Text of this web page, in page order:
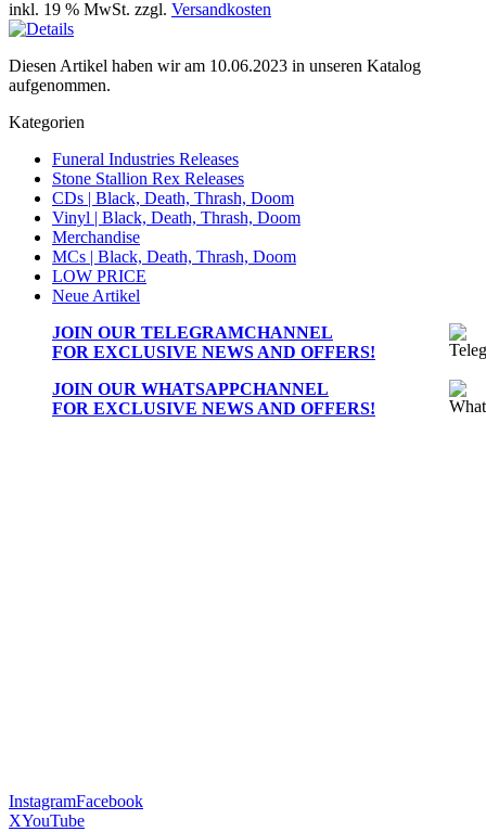
inkl. 19 % MwSt. zzgl. Versandkosten
Diesen Artikel haben wir am 10.06.2023 in unseren Katalog
aufgenommen.
Kategorien
Funeral Industries Releases
Stone Stallion Rex Releases
CDs | Black, Death, Thrash, Doom
Vinyl | Black, Death, Thrash, Doom
Merchandise
MCs | Black, Death, Thrash, Doom
LOW PRICE
Neue Artikel
JOIN OUR TELEGRAMCHANNEL
FOR EXCLUSIVE NEWS AND OFFERS!
JOIN OUR WHATSAPPCHANNEL
FOR EXCLUSIVE NEWS AND OFFERS!
InstagramFacebook
XYouTube